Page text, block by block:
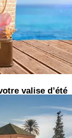
valise d’été